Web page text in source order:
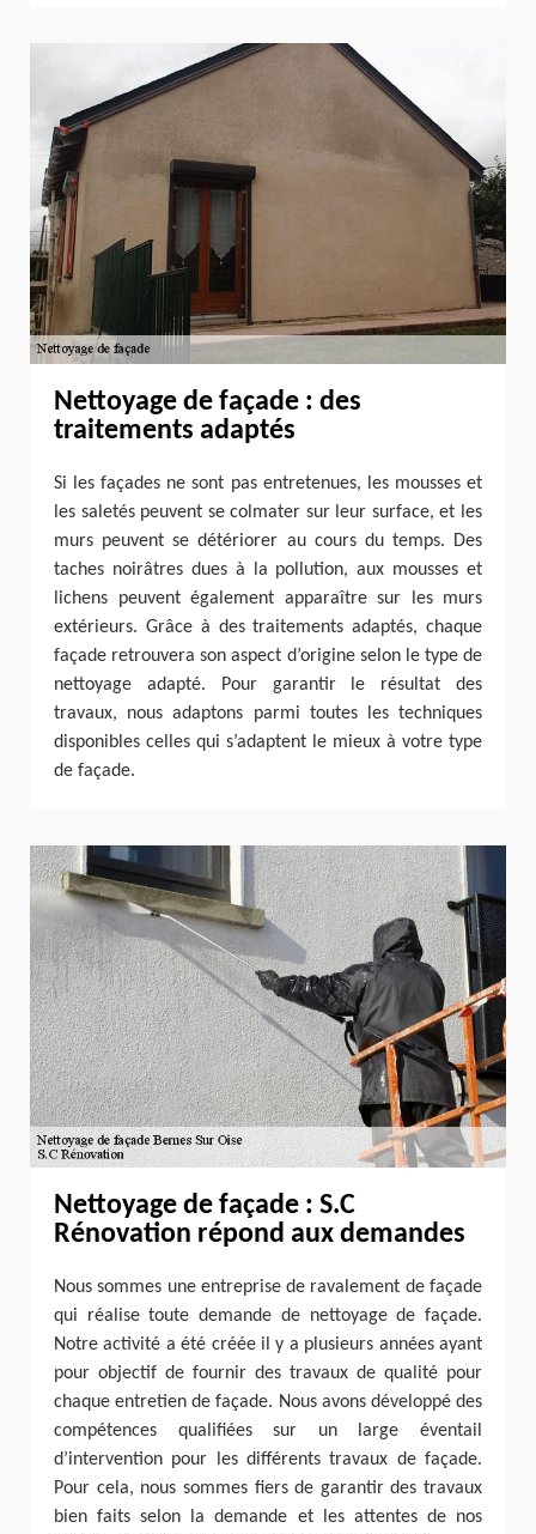
Nettoyage de façade : des
traitements adaptés
Si les façades ne sont pas entretenues, les mousses et
les saletés peuvent se colmater sur leur surface, et les
murs peuvent se détériorer au cours du temps. Des
taches noirâtres dues à la pollution, aux mousses et
lichens peuvent également apparaître sur les murs
extérieurs. Grâce à des traitements adaptés, chaque
façade retrouvera son aspect d’origine selon le type de
nettoyage adapté. Pour garantir le résultat des
travaux, nous adaptons parmi toutes les techniques
disponibles celles qui s’adaptent le mieux à votre type
de façade.
Nettoyage de façade : S.C
Rénovation répond aux demandes
Nous sommes une entreprise de ravalement de façade
qui réalise toute demande de nettoyage de façade.
Notre activité a été créée il y a plusieurs années ayant
pour objectif de fournir des travaux de qualité pour
chaque entretien de façade. Nous avons développé des
compétences qualifiées sur un large éventail
d’intervention pour les différents travaux de façade.
Pour cela, nous sommes fiers de garantir des travaux
bien faits selon la demande et les attentes de nos